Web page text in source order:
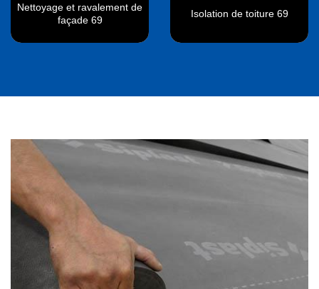
Nettoyage et ravalement de
façade 69
Isolation de toiture 69